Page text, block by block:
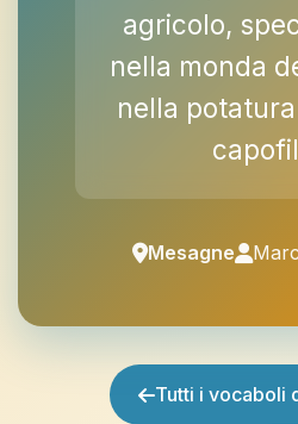
agricolo,
nella monda
nella
Mesagne
Tutti i vocaboli